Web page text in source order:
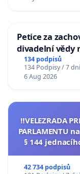
Petice za
divadelní vědy
134 podpisů
134 Podpisy / 7 dní
6 Aug 2026
‼️VELEZRADA
PARLAMENTU
§ 144
42 734 podpisů